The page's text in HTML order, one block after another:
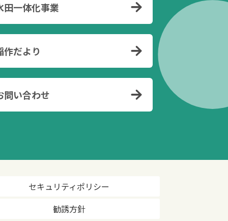
田一体化事業
作だより
問い合わせ
セキュリティポリシー
勧誘方針